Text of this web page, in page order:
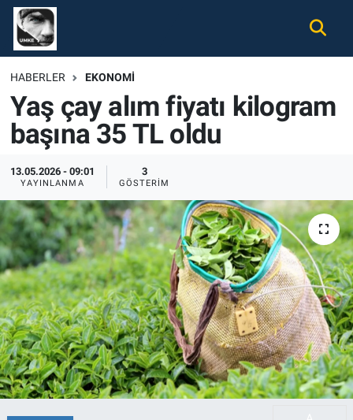
HABERLER EKONOMI
Yaş çay alım fiyatı kilogram
başına 35 TL oldu
13.05.2026 - 09:01
YAYINLANMA
3
GÖSTERIM
Gündem
Ekonomi
Spor
Magazin
Tüm Haberler
İletişim
Künye
Nöbetçi Eczaneler
Hava Durumu
Namaz Vakitleri
Trafik Durumu
Süper Lig Puan Durumu ve Fikstür
Tüm Manşetler
Son Dakika Haberleri
Haber Arşivi